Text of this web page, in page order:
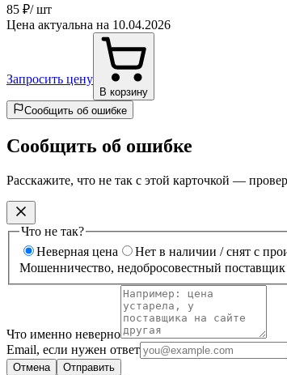
85 ₽/ шт
Цена актуальна на 10.04.2026
Запросить цену
В корзину
Сообщить об ошибке
Сообщить об ошибке
Расскажите, что не так с этой карточкой —
Что не так?
Неверная цена
Нет в наличии / снят с
Мошенничество, недобросовестный поставщик
Что именно неверно
Email, если нужен ответ
Отмена Отправить